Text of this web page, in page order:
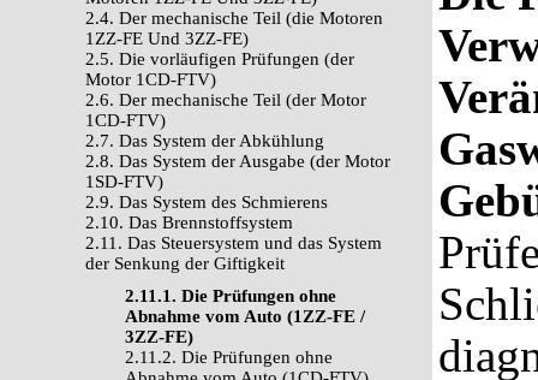
2.4. Der mechanische Teil (die Motoren
1ZZ-FE Und 3ZZ-FE)
2.5. Die vorläufigen Prüfungen (der
Motor 1CD-FTV)
2.6. Der mechanische Teil (der Motor
1CD-FTV)
2.7. Das System der Abkühlung
2.8. Das System der Ausgabe (der Motor
1SD-FTV)
2.9. Das System des Schmierens
2.10. Das Brennstoffsystem
2.11. Das Steuersystem und das System
der Senkung der Giftigkeit
2.11.1. Die Prüfungen ohne
Abnahme vom Auto (1ZZ-FE /
3ZZ-FE)
2.11.2. Die Prüfungen ohne